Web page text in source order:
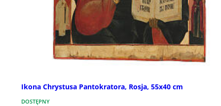
Ikona Chrystusa Pantokratora, Rosja, 55x40 cm
DOSTĘPNY